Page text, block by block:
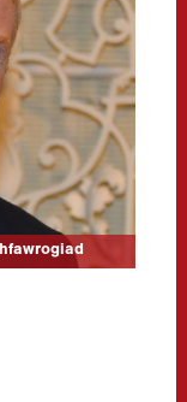
(10.30 yb–
ar gyfer
gyfraniad enfawr
READ MORE...